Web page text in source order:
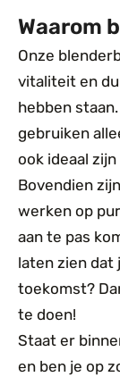
Waarom
Onze
vitaliteit en
hebben
gebruiken
ook ideaal
Bovendien
werken op
aan te pas
laten zien dat
toekomst?
te doen!
Staat er
en ben je op